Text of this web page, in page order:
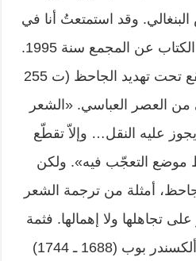
البنغالي. وقد استمتعتُ أنا في
عن المجمع سنة 1995.
وترجمة الشعر مغامرة تقع تحت تهديد الجاحظ (ت 255
من العصر العباسي. «الشعر
عليه النقل… وإلاّ تقطّع
التعجّب فيه». ولكن
أمثلة من ترجمة الشعر
تجاهلها ولا إهمالها. فثمة
ترجمة الشاعر الإنكليزي ألكسندر بوب (1688 ـ 1744)